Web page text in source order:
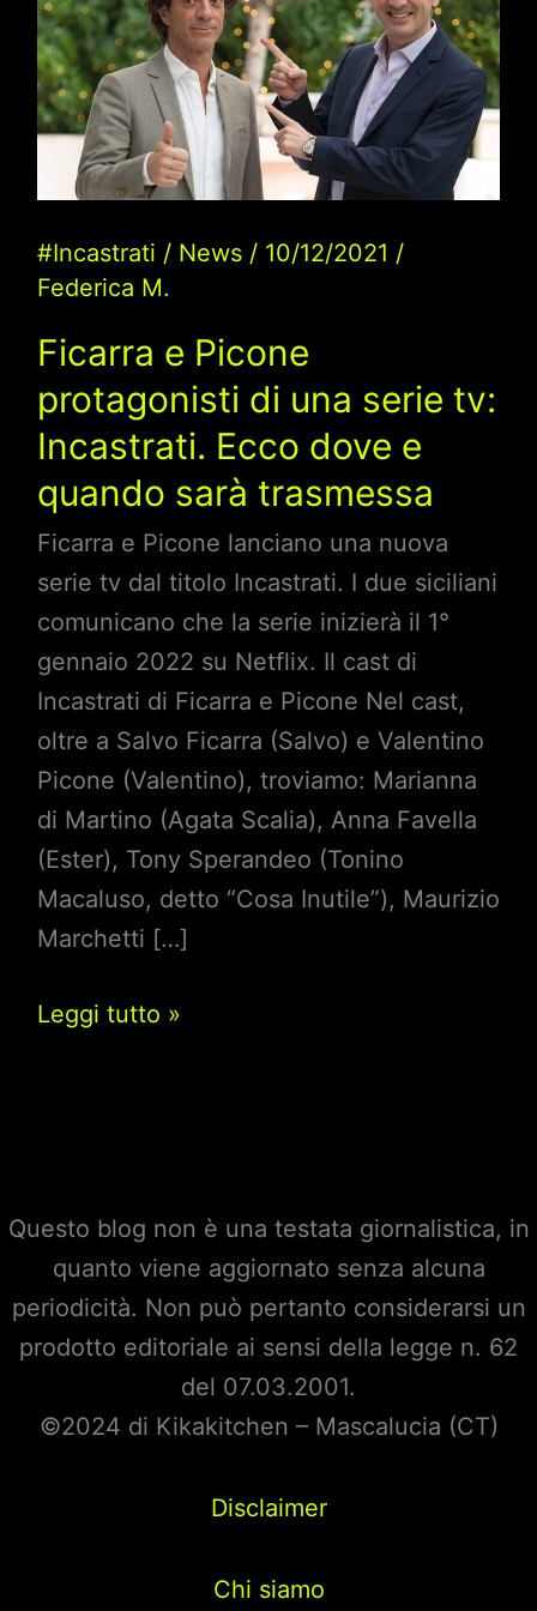
#Incastrati / News/ 10/12/2021 /
Federica M.
Ficarra e Picone
protagonisti di una serie tv:
Incastrati. Ecco dove e
quando sarà trasmessa
Ficarra e Picone lanciano una nuova
serie tv dal titolo Incastrati. I due siciliani
comunicano che la serie inizierà il 1°
gennaio 2022 su Netflix. Il cast di
Incastrati di Ficarra e Picone Nel cast,
oltre a Salvo Ficarra (Salvo) e Valentino
Picone (Valentino), troviamo: Marianna
di Martino (Agata Scalia), Anna Favella
(Ester), Tony Sperandeo (Tonino
Macaluso, detto “Cosa Inutile”), Maurizio
Marchetti […]
Ficarra
tv:
Leggi tutto »
Questo blog non è una testata giornalistica, in
quanto viene aggiornato senza alcuna
periodicità. Non può pertanto considerarsi un
prodotto editoriale ai sensi della legge n. 62
del 07.03.2001.
©2024 di Kikakitchen – Mascalucia (CT)
Disclaimer
Chi siamo